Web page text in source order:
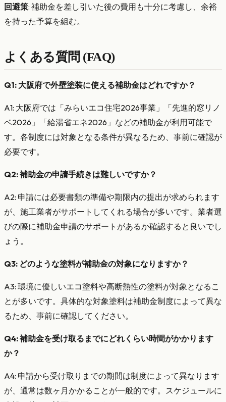
回避策: 補助金を差し引いた後の費用も十分に考慮し、余裕
を持った予算を組む。
よくある質問 (FAQ)
Q1: 大阪府で外壁塗装に使える補助金はどれですか？
A1: 大阪府では「みらいエコ住宅2026事業」「先進的窓リノ
ベ2026」「給湯省エネ2026」などの補助金が利用可能で
す。各制度には対象となる条件が異なるため、事前に確認が
必要です。
Q2: 補助金の申請手続きは難しいですか？
A2: 申請には必要書類の準備や期限内の提出が求められます
が、施工業者がサポートしてくれる場合が多いです。業者選
びの際に補助金申請のサポートがあるか確認すると良いでし
ょう。
Q3: どのような塗料が補助金の対象になりますか？
A3: 環境に優しいエコ塗料や高断熱性の塗料が対象となるこ
とが多いです。具体的な対象塗料は補助金制度によって異な
るため、事前に確認してください。
Q4: 補助金を受け取るまでにどれくらい時間がかかります
か？
A4: 申請から受け取りまでの期間は制度によって異なります
が、通常は数ヶ月かかることが一般的です。スケジュールに